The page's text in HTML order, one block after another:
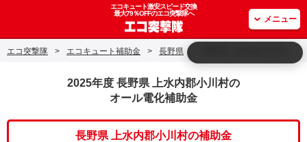
エコキュート激安スピード交換
最大79％OFFのエコ突撃隊へ
メニュー
エコ突撃隊 > エコキュート補助金 > 長野県
2025年度 長野県 上水内郡小川村の
オール電化補助金
長野県 上水内郡小川村の補助金